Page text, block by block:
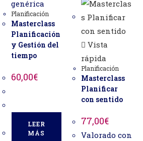
Planificación
Masterclass
Planificación
y Gestión del
tiempo
60,00€
LEER
MÁS
Vista
rápida
Planificación
Masterclass
Planificar
con sentido
77,00€
Valorado con